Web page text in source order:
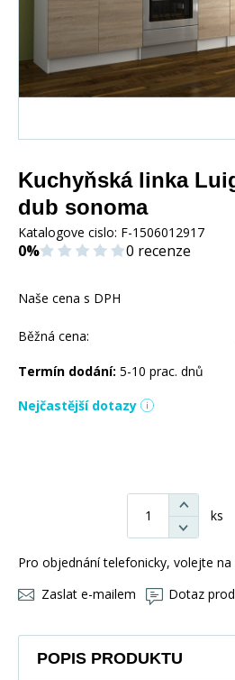
Kuchyňská linka
dub sonoma
Katalogove cislo: F-1506012917
0% 0 recenze
Naše cena s DPH
Běžná cena:
Termín dodání: 5-10 prac. dnů
Nejčastější dotazy
ks
Pro objednání telefonicky, volejte na
Zaslat e-mailem
Dotaz
POPIS PRODUKTU